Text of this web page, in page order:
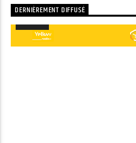
DERNIÈREMENT DIFFUSÉ
Lecteur
audio